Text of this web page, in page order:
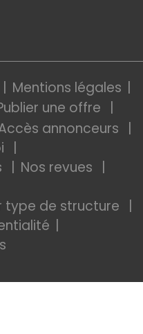
Mentions légales
une offre
annonceurs
Nos revues
type de structure